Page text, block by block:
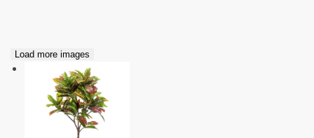
Load more images